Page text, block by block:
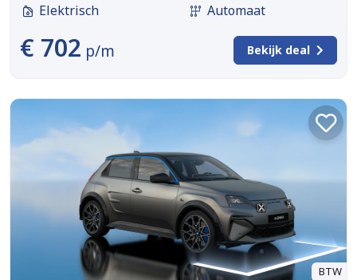
Elektrisch
Automaat
€ 702 p/m Bekijk deal
BTW